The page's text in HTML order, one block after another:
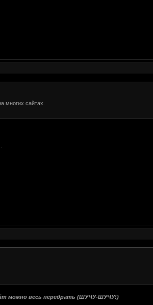
многих сайтах.
можно весь передрать (ШУЧУ-ШУЧУ!)